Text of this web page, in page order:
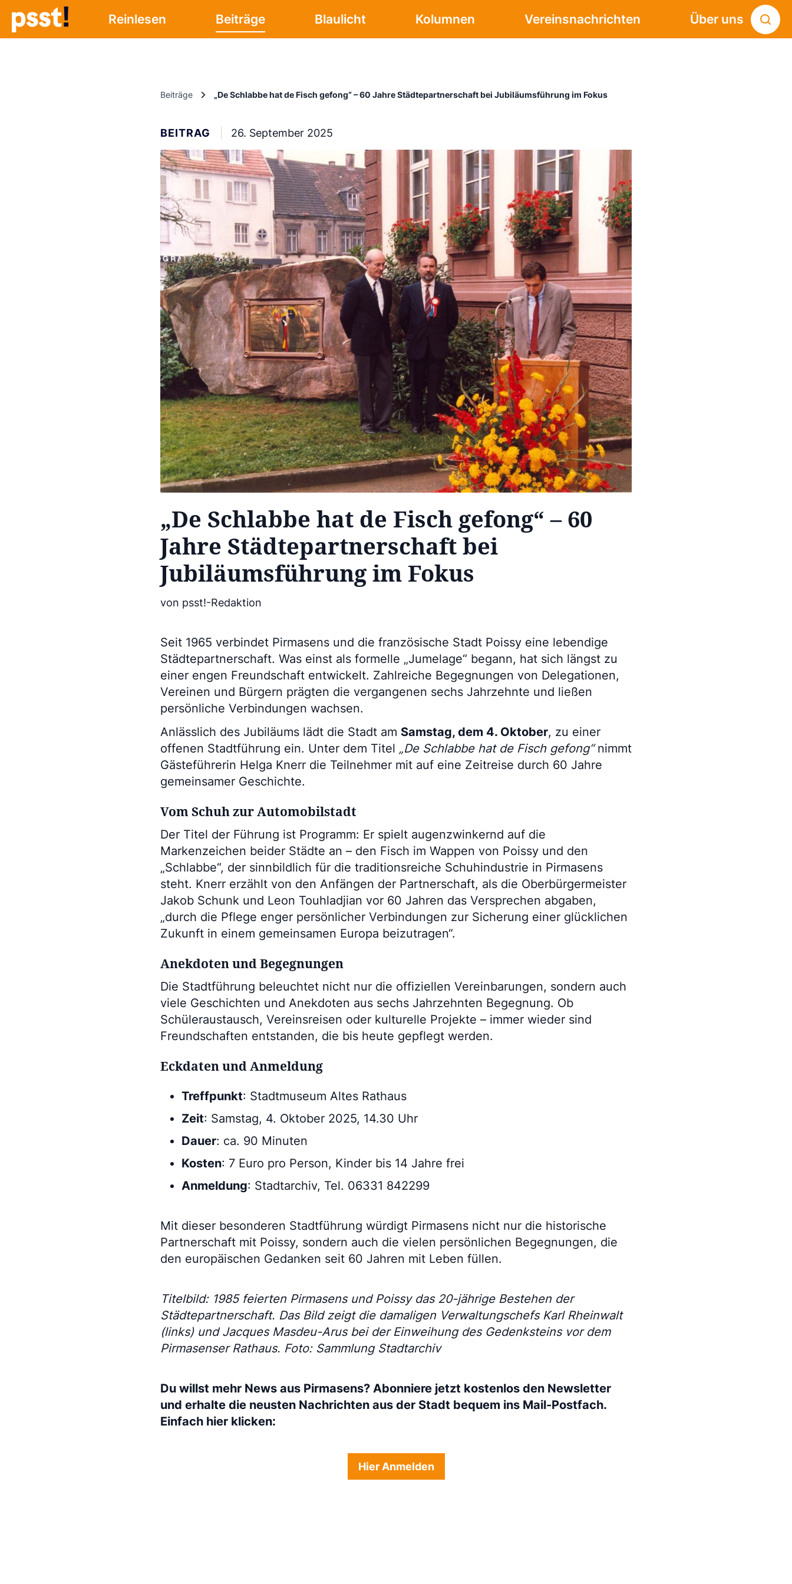
Reinlesen Beiträge Blaulicht Kolumnen Vereinsnachrichten Über uns
Beiträge „De Schlabbe hat de Fisch gefong“ – 60 Jahre Städtepartnerschaft bei Jubiläumsführung im Fokus
BEITRAG 26. September 2025
„De Schlabbe hat de Fisch gefong“ – 60
Jahre Städtepartnerschaft bei
Jubiläumsführung im Fokus
von psst!-Redaktion
Seit 1965 verbindet Pirmasens und die französische Stadt Poissy eine lebendige
Städtepartnerschaft. Was einst als formelle „Jumelage“ begann, hat sich längst zu
einer engen Freundschaft entwickelt. Zahlreiche Begegnungen von Delegationen,
Vereinen und Bürgern prägten die vergangenen sechs Jahrzehnte und ließen
persönliche Verbindungen wachsen.
Anlässlich des Jubiläums lädt die Stadt am Samstag, dem 4. Oktober, zu einer
offenen Stadtführung ein. Unter dem Titel „De Schlabbe hat de Fisch gefong“nimmt
Gästeführerin Helga Knerr die Teilnehmer mit auf eine Zeitreise durch 60 Jahre
gemeinsamer Geschichte.
Vom Schuh zur Automobilstadt
Der Titel der Führung ist Programm: Er spielt augenzwinkernd auf die
Markenzeichen beider Städte an – den Fisch im Wappen von Poissy und den
„Schlabbe“, der sinnbildlich für die traditionsreiche Schuhindustrie in Pirmasens
steht. Knerr erzählt von den Anfängen der Partnerschaft, als die Oberbürgermeister
Jakob Schunk und Leon Touhladjian vor 60 Jahren das Versprechen abgaben,
„durch die Pflege enger persönlicher Verbindungen zur Sicherung einer glücklichen
Zukunft in einem gemeinsamen Europa beizutragen“.
Anekdoten und Begegnungen
Die Stadtführung beleuchtet nicht nur die offiziellen Vereinbarungen, sondern auch
viele Geschichten und Anekdoten aus sechs Jahrzehnten Begegnung. Ob
Schüleraustausch, Vereinsreisen oder kulturelle Projekte – immer wieder sind
Freundschaften entstanden, die bis heute gepflegt werden.
Eckdaten und Anmeldung
Treffpunkt: Stadtmuseum Altes Rathaus
Zeit: Samstag, 4. Oktober 2025, 14.30 Uhr
Dauer: ca. 90 Minuten
Kosten: 7 Euro pro Person, Kinder bis 14 Jahre frei
Anmeldung: Stadtarchiv, Tel. 06331 842299
Mit dieser besonderen Stadtführung würdigt Pirmasens nicht nur die historische
Partnerschaft mit Poissy, sondern auch die vielen persönlichen Begegnungen, die
den europäischen Gedanken seit 60 Jahren mit Leben füllen.
Titelbild: 1985 feierten Pirmasens und Poissy das 20-jährige Bestehen der
Städtepartnerschaft. Das Bild zeigt die damaligen Verwaltungschefs Karl Rheinwalt
(links) und Jacques Masdeu-Arus bei der Einweihung des Gedenksteins vor dem
Pirmasenser Rathaus. Foto: Sammlung Stadtarchiv
Du willst mehr News aus Pirmasens? Abonniere jetzt kostenlos den Newsletter
und erhalte die neusten Nachrichten aus der Stadt bequem ins Mail-Postfach.
Einfach hier klicken:
Hier Anmelden